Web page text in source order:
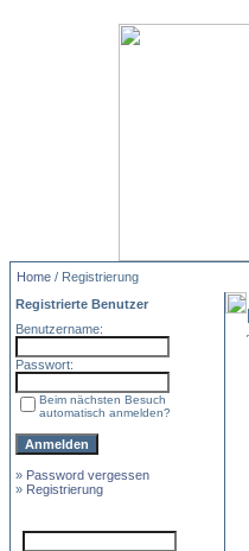
Home / Registrierung
Registrierte Benutzer
Benutzername:
Passwort:
Beim nächsten Besuch
automatisch anmelden?
» Password vergessen
» Registrierung